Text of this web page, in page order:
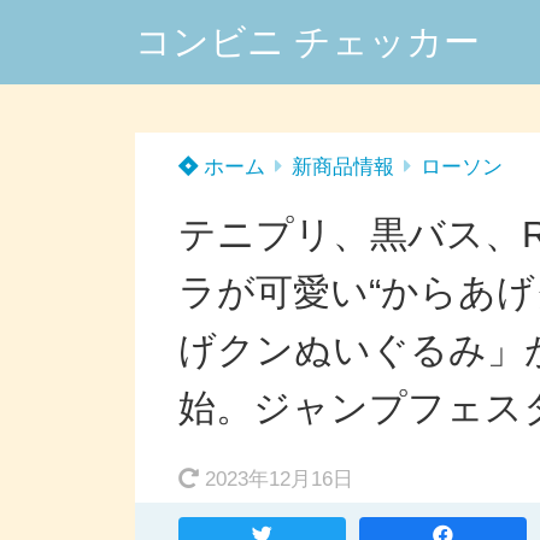
コンビニ チェッカー
ホーム 新商品情報 ローソン
テニプリ、黒バス、
ラが可愛い“からあ
げクンぬいぐるみ」
始。ジャンプフェス
2023年12月16日